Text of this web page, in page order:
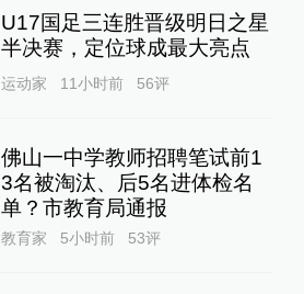
U17国足三连胜晋级明日之星
半决赛，定位球成最大亮点
运动家 11小时前 56评
佛山一中学教师招聘笔试前1
3名被淘汰、后5名进体检名
单？市教育局通报
教育家 5小时前 53评